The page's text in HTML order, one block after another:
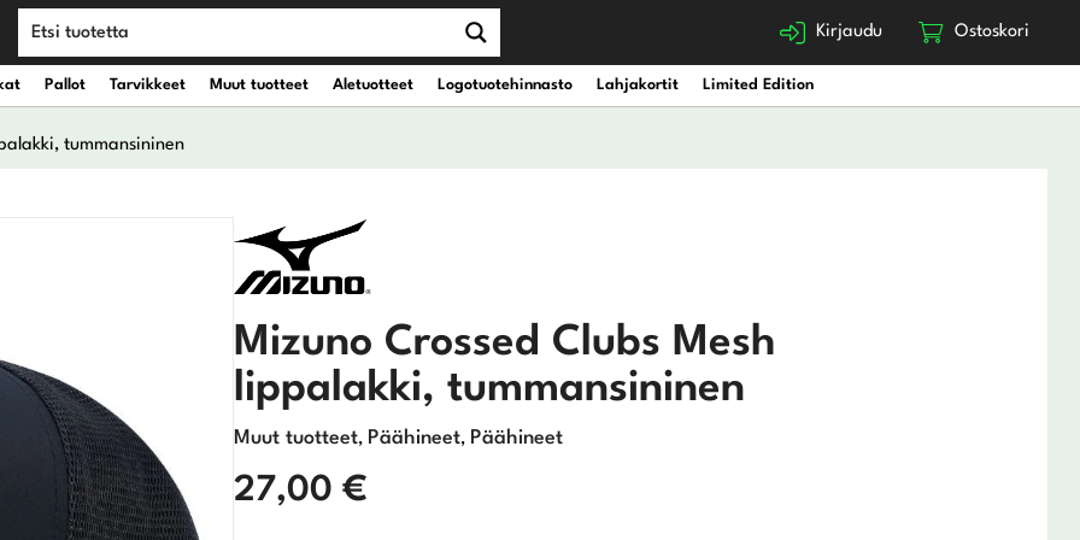
Kirjaudu Ostoskori
Wedget
Putterit
Pallot Tarvikkeet Muut tuotteet Aletuotteet Logotuotehinnasto Lahjakortit Limited Edition
tummansininen
Mizuno Crossed Clubs Mesh
lippalakki, tummansininen
Muut tuotteet, Päähineet, Päähineet
27,00 €